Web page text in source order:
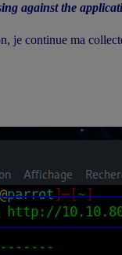
against the
je continue ma